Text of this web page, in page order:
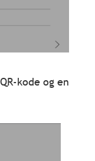
kode og en